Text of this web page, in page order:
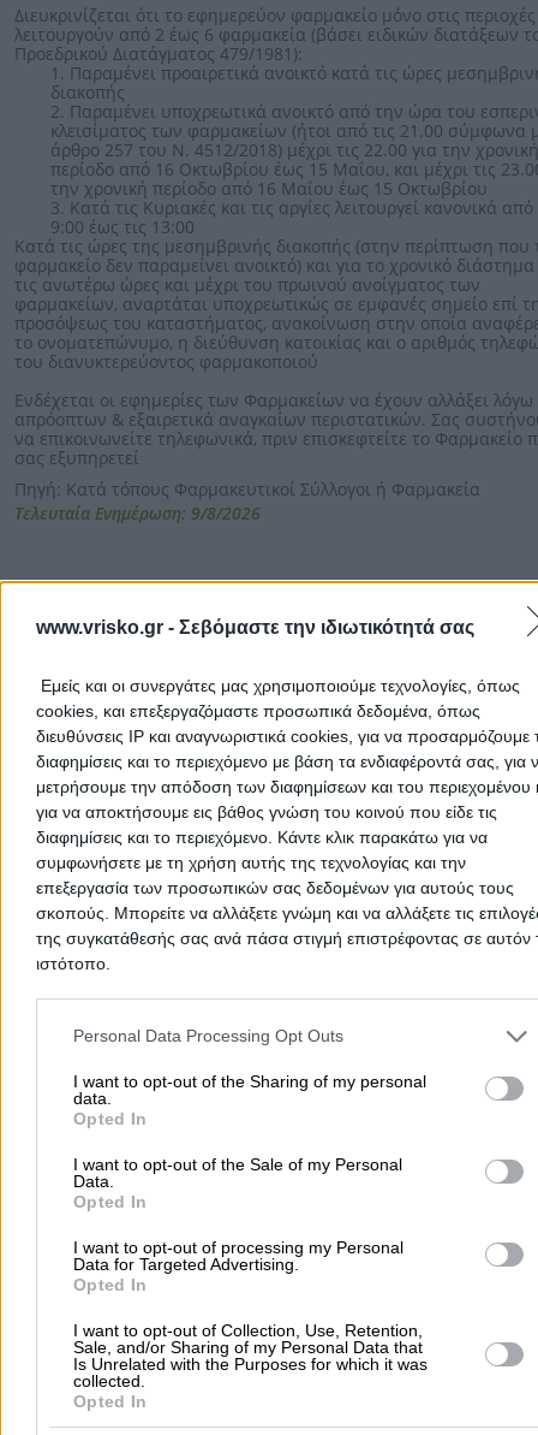
www.vrisko.gr - Σεβόμαστε την ιδιωτικότητά σας
Εμείς και οι συνεργάτες μας χρησιμοποιούμε τεχνολογίες, όπως
cookies, και επεξεργαζόμαστε προσωπικά δεδομένα, όπως
διευθύνσεις IP και αναγνωριστικά cookies, για να προσαρμόζουμε
διαφημίσεις και το περιεχόμενο με βάση τα ενδιαφέροντά σας, για
μετρήσουμε την απόδοση των διαφημίσεων και του περιεχομένου
για να αποκτήσουμε εις βάθος γνώση του κοινού που είδε τις
διαφημίσεις και το περιεχόμενο. Κάντε κλικ παρακάτω για να
συμφωνήσετε με τη χρήση αυτής της τεχνολογίας και την
επεξεργασία των προσωπικών σας δεδομένων για αυτούς τους
σκοπούς. Μπορείτε να αλλάξετε γνώμη και να αλλάξετε τις
της συγκατάθεσής σας ανά πάσα στιγμή επιστρέφοντας σε αυτόν
ιστότοπο.
Please note that this website/app uses one or more Google
and may gather and store information including but not limited to
to Google and its third-party tags to use your data for below
purposes in below Google consent section.
Personal Data Processing Opt Outs
I want to opt-out of the Sharing of my personal
data.
Opted In
I want to opt-out of the Sale of my Personal
Data.
Opted In
I want to opt-out of processing my Personal
Data for Targeted Advertising.
Opted In
I want to opt-out of Collection, Use, Retention,
Sale, and/or Sharing of my Personal Data that
Is Unrelated with the Purposes for which it was
collected.
Opted In
Διευκρινίζεται ότι το εφημερεύον φαρμακείο μόνο στις
λειτουργούν από 2 έως 6 φαρμακεία (βάσει ειδικών διατάξεων
Προεδρικού Διατάγματος 479/1981):
1. Παραμένει προαιρετικά ανοικτό κατά τις ώρες
διακοπής
2. Παραμένει υποχρεωτικά ανοικτό από την ώρα του
κλεισίματος των φαρμακείων (ήτοι από τις 21.00 σύμφωνα
άρθρο 257 του Ν. 4512/2018) μέχρι τις 22.00 για την χρονική
περίοδο από 16 Οκτωβρίου έως 15 Μαΐου, και μέχρι τις
την χρονική περίοδο από 16 Μαΐου έως 15 Οκτωβρίου
3. Κατά τις Κυριακές και τις αργίες λειτουργεί κανονικά από
9:00 έως τις 13:00
Κατά τις ώρες της μεσημβρινής διακοπής (στην περίπτωση που
φαρμακείο δεν παραμείνει ανοικτό) και για το χρονικό
τις ανωτέρω ώρες και μέχρι του πρωινού ανοίγματος των
φαρμακείων, αναρτάται υποχρεωτικώς σε εμφανές σημείο επί
προσόψεως του καταστήματος, ανακοίνωση στην οποία
το ονοματεπώνυμο, η διεύθυνση κατοικίας και ο αριθμός
του διανυκτερεύοντος φαρμακοποιού
Ενδέχεται οι εφημερίες των Φαρμακείων να έχουν αλλάξει λόγω
απρόοπτων & εξαιρετικά αναγκαίων περιστατικών. Σας
να επικοινωνείτε τηλεφωνικά, πριν επισκεφτείτε το Φαρμακείο
σας εξυπηρετεί
Πηγή: Κατά τόπους Φαρμακευτικοί Σύλλογοι ή Φαρμακεία
Τελευταία Ενημέρωση: 9/8/2026
Στην ενότητα αυτή μπορείτε να ενημερωθείτε γρήγορα και με
ευκολία για τιςεφημερίες των φαρμακείωνκαθώς και για τα
ανοιχτά φαρμακεία
Τα αποτελέσματα παρουσιάζονται ανά περιοχή και μπορείτε,
χρησιμοποιώντας τα φίλτρα, να βρείτε τα πλησιέστερα
εφημερεύοντα, τα διανυκτερεύοντααλλά και τα
φαρμακεία
για την ημέρα και την ώρα που σας ενδιαφέρει.
Ψυχοθεραπεία
Τεχνητά Μέλη Ανθρώπινου Σώματος
Καλλυντικά
Δερματολόγοι - Αφροδισιολόγοι
Ενδοκρινολόγοι Γυναικολόγοι ΩΡΛ Διαγνωστικά
Ορθοπαιδικά Είδη Φαρμακεία Ορθοπαιδικοί
Αρχική > Εφημερεύοντα & Ανοιχτά Φαρμακεία >